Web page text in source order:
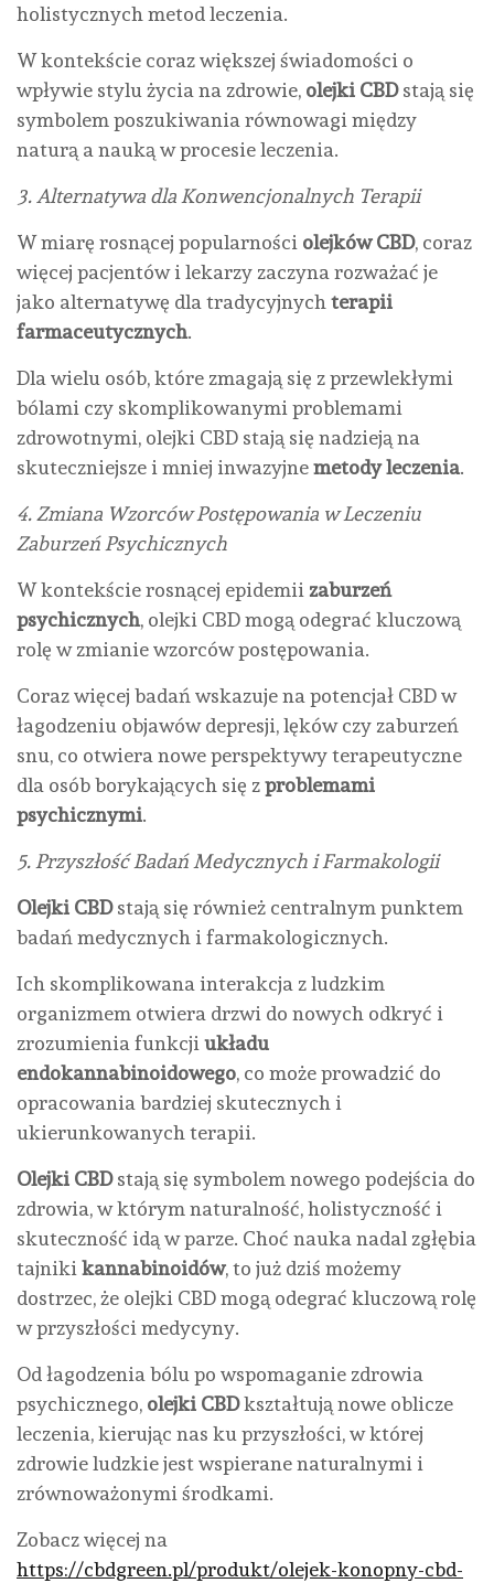
holistycznych metod leczenia.
W kontekście coraz większej świadomości o
wpływie stylu życia na zdrowie, olejki CBDstają się
symbolem poszukiwania równowagi między
naturą a nauką w procesie leczenia.
3. Alternatywa dla Konwencjonalnych Terapii
W miarę rosnącej popularności olejków CBD, coraz
więcej pacjentów i lekarzy zaczyna rozważać je
jako alternatywę dla tradycyjnych terapii
farmaceutycznych.
Dla wielu osób, które zmagają się z przewlekłymi
bólami czy skomplikowanymi problemami
zdrowotnymi, olejki CBD stają się nadzieją na
skuteczniejsze i mniej inwazyjnemetody leczenia.
4. Zmiana Wzorców Postępowania w Leczeniu
Zaburzeń Psychicznych
W kontekście rosnącej epidemii zaburzeń
psychicznych, olejki CBD mogą odegrać kluczową
rolę w zmianie wzorców postępowania.
Coraz więcej badań wskazuje na potencjał CBD w
łagodzeniu objawów depresji, lęków czy zaburzeń
snu, co otwiera nowe perspektywy terapeutyczne
dla osób borykających się zproblemami
psychicznymi.
5. Przyszłość Badań Medycznych i Farmakologii
Olejki CBDstają się również centralnym punktem
badań medycznych i farmakologicznych.
Ich skomplikowana interakcja z ludzkim
organizmem otwiera drzwi do nowych odkryć i
zrozumienia funkcji układu
endokannabinoidowego, co może prowadzić do
opracowania bardziej skutecznych i
ukierunkowanych terapii.
Olejki CBDstają się symbolem nowego podejścia do
zdrowia, w którym naturalność, holistyczność i
skuteczność idą w parze. Choć nauka nadal zgłębia
tajniki kannabinoidów, to już dziś możemy
dostrzec, że olejki CBD mogą odegrać kluczową rolę
w przyszłości medycyny.
Od łagodzenia bólu po wspomaganie zdrowia
psychicznego, olejki CBDkształtują nowe oblicze
leczenia, kierując nas ku przyszłości, w której
zdrowie ludzkie jest wspierane naturalnymi i
zrównoważonymi środkami.
Zobacz więcej na
https://cbdgreen.pl/produkt/olejek-konopny-cbd-